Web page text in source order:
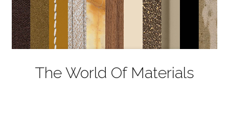
The World Of Materials